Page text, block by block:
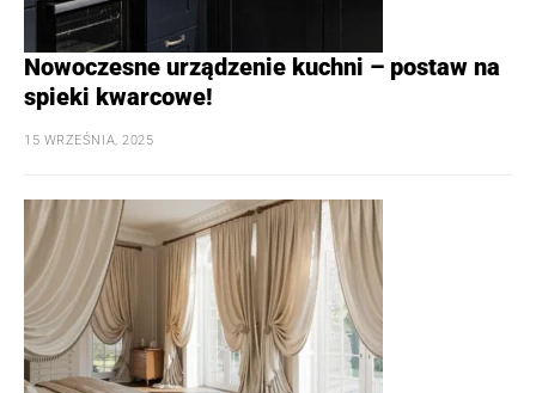
Nowoczesne urządzenie kuchni – postaw na
spieki kwarcowe!
15 WRZEŚNIA, 2025